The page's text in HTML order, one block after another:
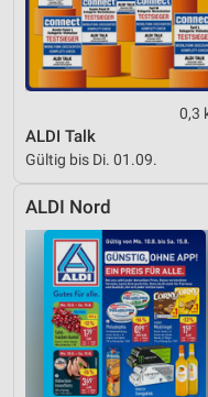
0,3
ALDI Talk
Gültig bis Di. 01.09.
ALDI Nord